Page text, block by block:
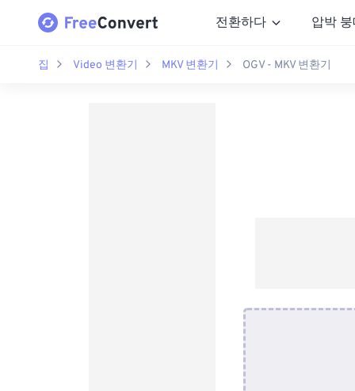
전환하다 압박
집 Video 변환기 MKV 변환기 OGV - MKV 변환기